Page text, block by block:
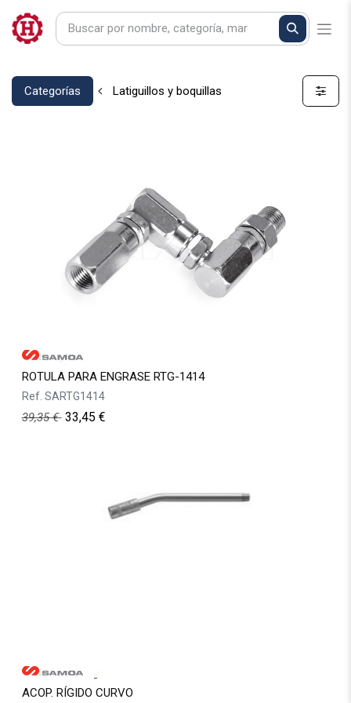
Categorías Latiguillos y boquillas
ROTULA PARA ENGRASE RTG-1414
Ref. SARTG1414
39,35€ 33,45 €
ACOP. RÍGIDO CURVO